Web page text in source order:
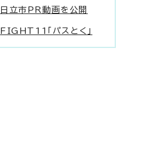
日立市PR動画を公開
FIGHT11「パスとく」